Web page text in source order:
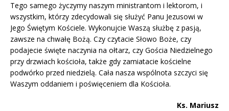
Tego samego życzymy naszym ministrantom i lektorom, i
wszystkim, którzy zdecydowali się służyć Panu Jezusowi w
Jego Świętym Kościele. Wykonujcie Waszą służbę z pasją,
zawsze na chwałę Bożą. Czy czytacie Słowo Boże, czy
podajecie święte naczynia na ołtarz, czy Gościa Niedzielnego
przy drzwiach kościoła, także gdy zamiatacie kościelne
podwórko przed niedzielą. Cała nasza wspólnota szczyci się
Waszym oddaniem i poświęceniem dla Kościoła.
Ks. Mariusz